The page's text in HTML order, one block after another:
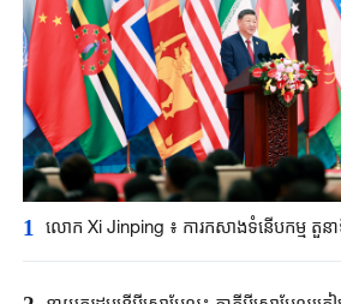
1 លោក Xi Jinping ៖ ការកសាងទំនើបកម្ម តួនា